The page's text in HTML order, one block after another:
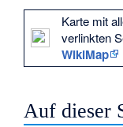
Karte mit
verlinkten
WikiMap
Auf dieser